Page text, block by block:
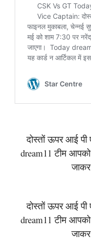
दोस्तों ऊपर आई
dream11 टीम
जाकर
दोस्तों ऊपर आई
dream11 टीम
जाकर